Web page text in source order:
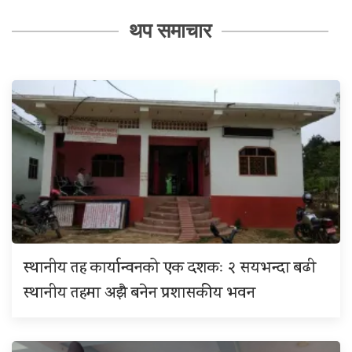
थप समाचार
स्थानीय तह कार्यान्वनको एक दशकः २ सयभन्दा बढी
स्थानीय तहमा अझै बनेन प्रशासकीय भवन